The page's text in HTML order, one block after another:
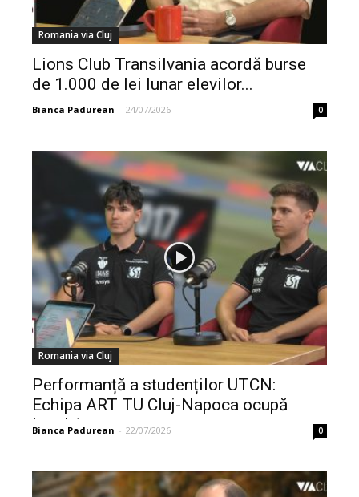
Romania via Cluj
Lions Club Transilvania acordă burse
de 1.000 de lei lunar elevilor...
Bianca Padurean - 24/07/2026 0
Romania via Cluj
Performanță a studenților UTCN:
Echipa ART TU Cluj-Napoca ocupă
locul 1...
Bianca Padurean - 22/07/2026 0